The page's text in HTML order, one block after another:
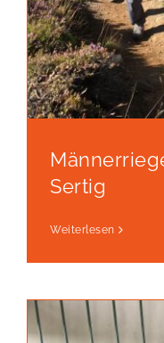
Sertig
Weiterlesen